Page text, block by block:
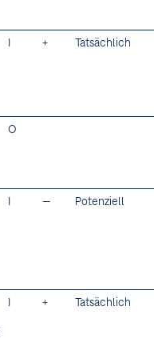
I + Tatsächlich
O
I — Potenziell
I + Tatsächlich